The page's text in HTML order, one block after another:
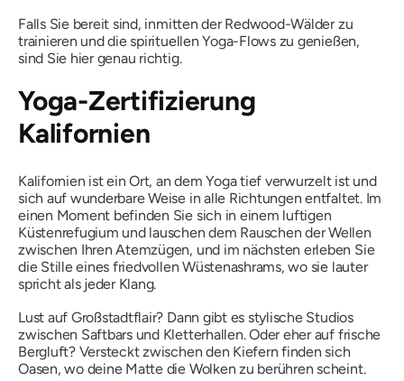
Falls Sie bereit sind, inmitten der Redwood-Wälder zu
trainieren und die spirituellen Yoga-Flows zu genießen,
sind Sie hier genau richtig.
Yoga-Zertifizierung
Kalifornien
Kalifornien ist ein Ort, an dem Yoga tief verwurzelt ist und
sich auf wunderbare Weise in alle Richtungen entfaltet. Im
einen Moment befinden Sie sich in einem luftigen
Küstenrefugium und lauschen dem Rauschen der Wellen
zwischen Ihren Atemzügen, und im nächsten erleben Sie
die Stille eines friedvollen Wüstenashrams, wo sie lauter
spricht als jeder Klang.
Lust auf Großstadtflair? Dann gibt es stylische Studios
zwischen Saftbars und Kletterhallen. Oder eher auf frische
Bergluft? Versteckt zwischen den Kiefern finden sich
Oasen, wo deine Matte die Wolken zu berühren scheint.